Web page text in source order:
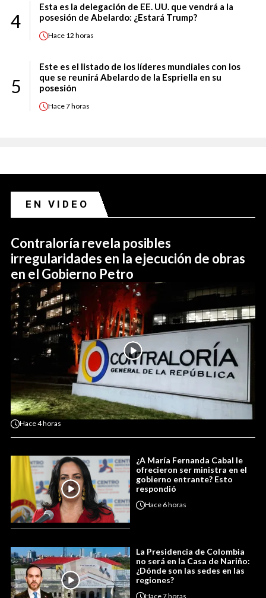
4
Esta es la delegación de EE. UU. que vendrá a la
posesión de Abelardo: ¿Estará Trump?
Hace 12 horas
5
Este es el listado de los líderes mundiales con los
que se reunirá Abelardo de la Espriella en su
posesión
Hace7 horas
EN VIDEO
Contraloría revela posibles
irregularidades en la ejecución de obras
en el Gobierno Petro
Hace4 horas
¿A María Fernanda Cabal le
ofrecieron ser ministra en el
gobierno entrante? Esto
respondió
Hace 6 horas
La Presidencia de Colombia
no será en la Casa de Nariño:
¿Dónde son las sedes en las
regiones?
Hace7 horas